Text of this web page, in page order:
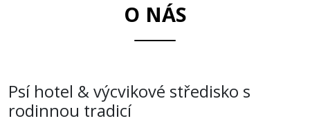
O NÁS
Psí hotel & výcvikové středisko s
rodinnou tradicí